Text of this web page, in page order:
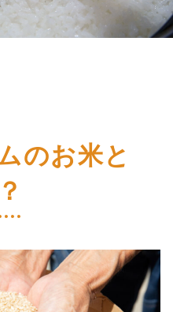
のお米と